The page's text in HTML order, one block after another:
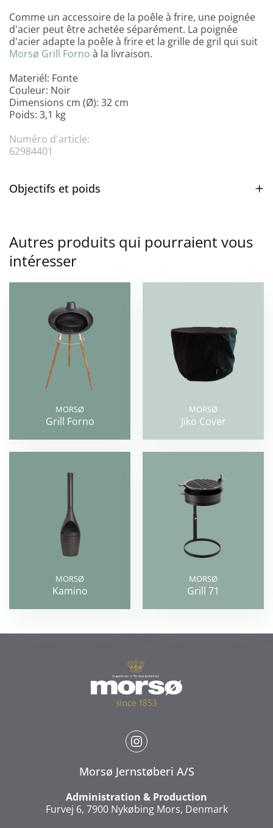
Comme un accessoire de la poêle à frire, une poignée
d'acier peut être achetée séparément. La poignée
d'acier adapte la poêle à frire et la grille de gril qui suit
Morsø Grill Forno à la livraison.
Materiél: Fonte
Couleur: Noir
Dimensions cm (Ø): 32 cm
Poids: 3,1 kg
Numéro d'article:
62984401
Objectifs et poids
Autres produits qui pourraient vous
intéresser
MORSØ
Grill Forno
MORSØ
Jiko Cover
MORSØ
Kamino
MORSØ
Grill 71
Morsø Jernstøberi A/S
Administration & Production
Furvej 6, 7900 Nykøbing Mors, Denmark